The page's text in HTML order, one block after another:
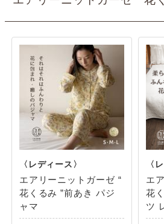
エアリーニットガーゼ “
花くるみ ”前あき パジ
ャマ
エ
花
ツ